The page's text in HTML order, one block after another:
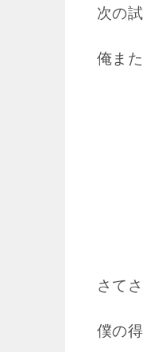
次の
俺ま
さてさ
僕の